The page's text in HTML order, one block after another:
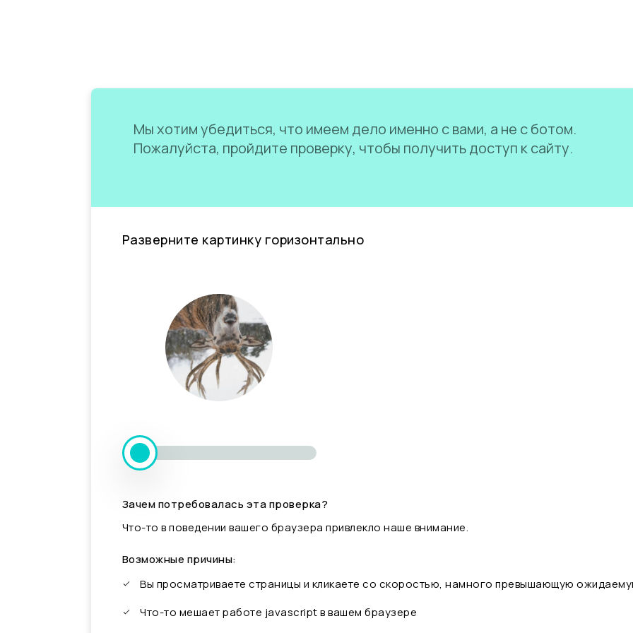
Мы хотим убедиться, что имеем дело именно с вами, а не с ботом.
Пожалуйста, пройдите проверку, чтобы получить доступ к сайту.
Разверните картинку горизонтально
Зачем потребовалась эта проверка?
Что-то в поведении вашего браузера привлекло наше внимание.
Возможные причины:
Вы просматриваете страницы и кликаете со скоростью, намного превышающую
Что-то мешает работе javascript в вашем браузере